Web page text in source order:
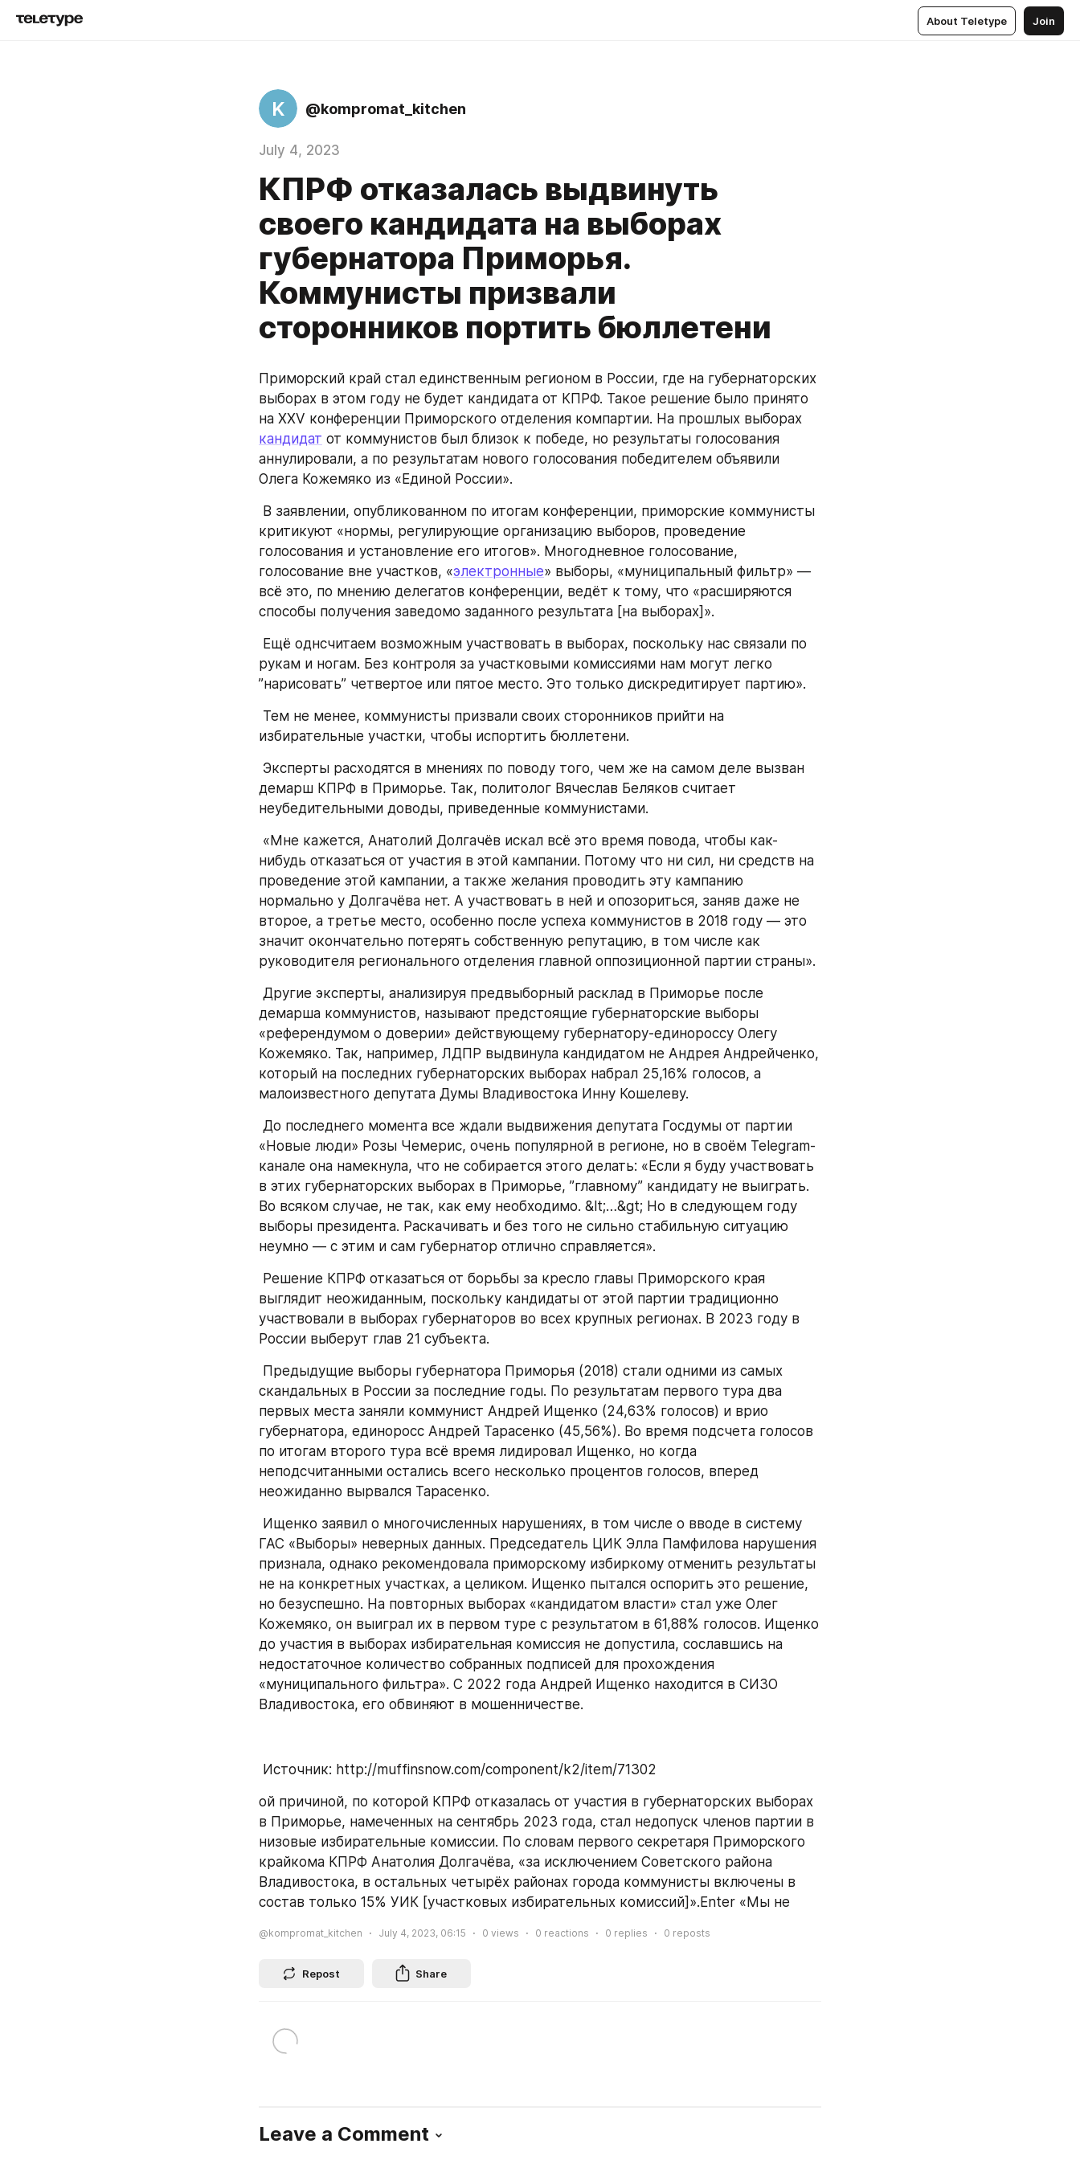
About Teletype Join
K @kompromat_kitchen
July 4, 2023
КПРФ отказалась выдвинуть
своего кандидата на выборах
губернатора Приморья.
Коммунисты призвали
сторонников портить бюллетени
Приморский край стал единственным регионом в России, где на губернаторских
выборах в этом году не будет кандидата от КПРФ. Такое решение было принято
кандидат от коммунистов был близок к победе, но результаты голосования
аннулировали, а по результатам нового голосования победителем объявили
Олега Кожемяко из «Единой России».
критикуют «нормы, регулирующие организацию выборов, проведение
голосования и установление его итогов». Многодневное голосование,
голосование вне участков, «электронные» выборы, «муниципальный фильтр» —
всё это, по мнению делегатов конференции, ведёт к тому, что «расширяются
способы получения заведомо заданного результата [на выборах]».
рукам и ногам. Без контроля за участковыми комиссиями нам могут легко
”нарисовать” четвертое или пятое место. Это только дискредитирует партию».
избирательные участки, чтобы испортить бюллетени.
демарш КПРФ в Приморье. Так, политолог Вячеслав Беляков считает
неубедительными доводы, приведенные коммунистами.
нибудь отказаться от участия в этой кампании. Потому что ни сил, ни средств на
проведение этой кампании, а также желания проводить эту кампанию
нормально у Долгачёва нет. А участвовать в ней и опозориться, заняв даже не
второе, а третье место, особенно после успеха коммунистов в 2018 году — это
значит окончательно потерять собственную репутацию, в том числе как
руководителя регионального отделения главной оппозиционной партии страны».
демарша коммунистов, называют предстоящие губернаторские выборы
«референдумом о доверии» действующему губернатору-единороссу Олегу
Кожемяко. Так, например, ЛДПР выдвинула кандидатом не Андрея Андрейченко,
который на последних губернаторских выборах набрал 25,16% голосов, а
малоизвестного депутата Думы Владивостока Инну Кошелеву.
«Новые люди» Розы Чемерис, очень популярной в регионе, но в своём Telegram-
канале она намекнула, что не собирается этого делать: «Если я буду участвовать
в этих губернаторских выборах в Приморье, ”главному” кандидату не выиграть.
Во всяком случае, не так, как ему необходимо. &lt;…&gt; Но в следующем году
выборы президента. Раскачивать и без того не сильно стабильную ситуацию
неумно — с этим и сам губернатор отлично справляется».
выглядит неожиданным, поскольку кандидаты от этой партии традиционно
участвовали в выборах губернаторов во всех крупных регионах. В 2023 году в
России выберут глав 21 субъекта.
скандальных в России за последние годы. По результатам первого тура два
первых места заняли коммунист Андрей Ищенко (24,63% голосов) и врио
губернатора, единоросс Андрей Тарасенко (45,56%). Во время подсчета голосов
по итогам второго тура всё время лидировал Ищенко, но когда
неподсчитанными остались всего несколько процентов голосов, вперед
неожиданно вырвался Тарасенко.
ГАС «Выборы» неверных данных. Председатель ЦИК Элла Памфилова нарушения
признала, однако рекомендовала приморскому избиркому отменить результаты
не на конкретных участках, а целиком. Ищенко пытался оспорить это решение,
но безуспешно. На повторных выборах «кандидатом власти» стал уже Олег
Кожемяко, он выиграл их в первом туре с результатом в 61,88% голосов. Ищенко
до участия в выборах избирательная комиссия не допустила, сославшись на
недостаточное количество собранных подписей для прохождения
«муниципального фильтра». С 2022 года Андрей Ищенко находится в СИЗО
Владивостока, его обвиняют в мошенничестве.
Источник: http://muffinsnow.com/component/k2/item/71302
ой причиной, по которой КПРФ отказалась от участия в губернаторских выборах
в Приморье, намеченных на сентябрь 2023 года, стал недопуск членов партии в
низовые избирательные комиссии. По словам первого секретаря Приморского
крайкома КПРФ Анатолия Долгачёва, «за исключением Советского района
Владивостока, в остальных четырёх районах города коммунисты включены в
состав только 15% УИК [участковых избирательных комиссий]».Enter «Мы не
@kompromat_kitchen July 4, 2023, 06:15 0 views 0 reactions 0 replies 0 reposts
Repost Share
Leave a Comment